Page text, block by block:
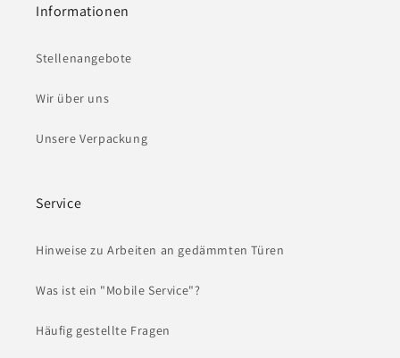
Informationen
Stellenangebote
Wir über uns
Unsere Verpackung
Service
Hinweise zu Arbeiten an gedämmten Türen
Was ist ein "Mobile Service"?
Häufig gestellte Fragen